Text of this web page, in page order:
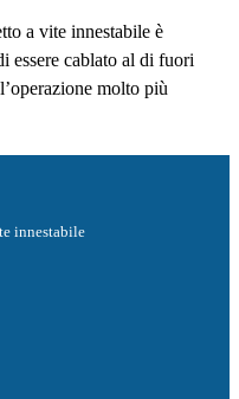
a vite innestabile è
essere cablato al di fuori
molto più
innestabile